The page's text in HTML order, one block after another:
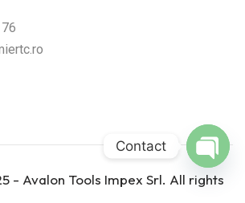
- Avalon Tools Impex Srl. All rights
Contact
Open